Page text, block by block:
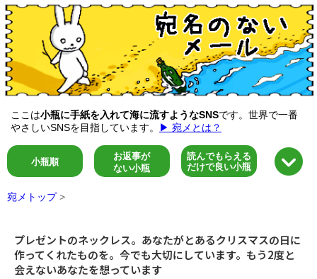
ここは小瓶に手紙を入れて海に流すようなSNSです。世界で一番
やさしいSNSを目指しています。
▶ 宛メとは？
小瓶順
お返事が
ない小瓶
読んでもらえる
だけで良い小瓶
宛メトップ >
プレゼントのネックレス。あなたがとあるクリスマスの日に
作ってくれたものを。今でも大切にしています。もう2度と
会えないあなたを想っています